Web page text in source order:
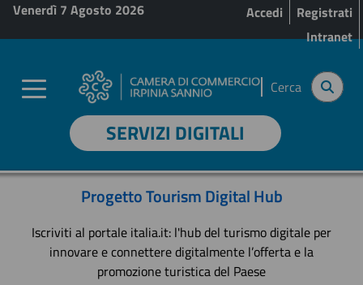
Salta al contenuto principale
Venerdì 7 Agosto 2026 Menu profilo utente
Accedi
Registrati
Intranet
Cerca
SERVIZI DIGITALI
Progetto Tourism Digital Hub
Iscriviti al portale italia.it: l'hub del turismo digitale per
innovare e connettere digitalmente l’offerta e la
promozione turistica del Paese